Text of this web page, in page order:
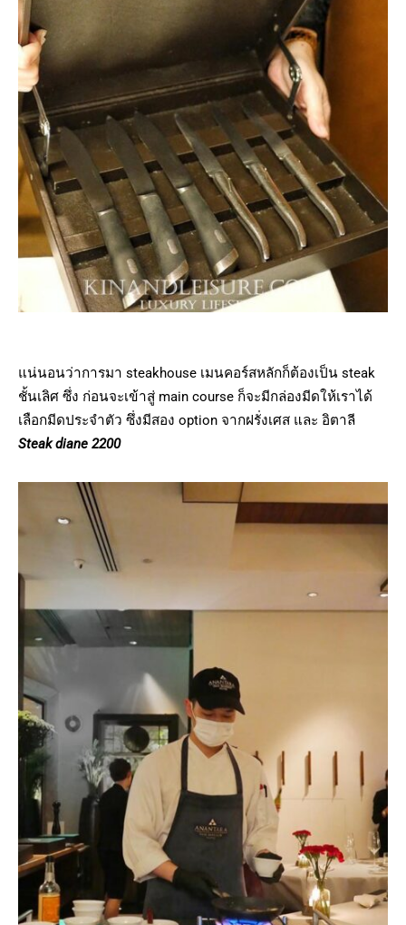
แน่นอนว่าการมา steakhouse เมนคอร์สหลักก็ต้องเป็น steak
ชั้นเลิศ ซึ่ง ก่อนจะเข้าสู่ main course ก็จะมีกล่องมีดให้เราได้
เลือกมีดประจำตัว ซึ่งมีสอง option จากฝรั่งเศส และ อิตาลี
Steak diane 2200